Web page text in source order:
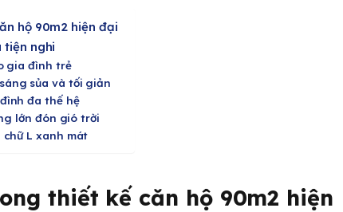
hộ 90m2 hiện đại
tiện nghi
gia đình trẻ
sủa và tối giản
đa thế hệ
lớn đón gió trời
chữ L xanh mát
thiết kế căn hộ 90m2 hiện